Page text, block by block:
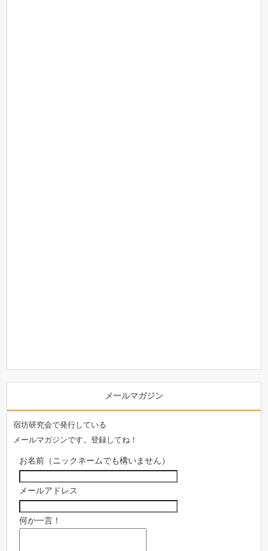
メールマガジン
宿坊研究会で発行している
メールマガジンです。登録してね！
お名前（ニックネームでも構いません）
メールアドレス
何か一言！